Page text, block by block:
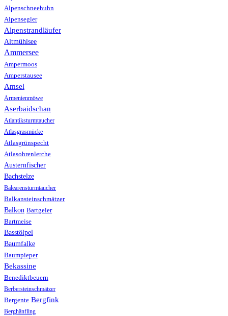
Alpenschneehuhn
Alpensegler
Alpenstrandläufer
Altmühlsee
Ammersee
Ampermoos
Amperstausee
Amsel
Armenienmöwe
Aserbaidschan
Atlantiksturmtaucher
Atlasgrasmücke
Atlasgrünspecht
Atlasohrenlerche
Austernfischer
Bachstelze
Balearensturmtaucher
Balkansteinschmätzer
Balkon Bartgeier
Bartmeise
Basstölpel
Baumfalke
Baumpieper
Bekassine
Benediktbeuern
Berbersteinschmätzer
Bergente Bergfink
Berghänfling